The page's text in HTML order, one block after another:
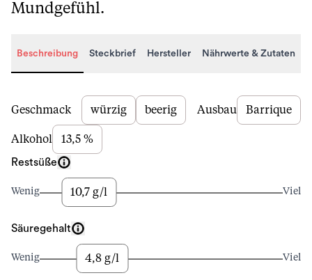
Mundgefühl.
Beschreibung Steckbrief Hersteller Nährwerte & Zutaten
Beschreibung
Geschmack würzig beerig Ausbau Barrique
Alkohol 13,5 %
Restsüße
Wenig 10,7 g/l Viel
Säuregehalt
Wenig 4,8 g/l Viel